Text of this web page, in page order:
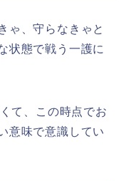
ゃ、守らなきゃと
状態で戦う一護に
て、この時点でお
意味で意識してい